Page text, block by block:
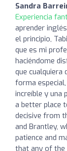
Sandra
Experiencia
aprender
el principio,
que es mi
haciéndome
que cualquiera
forma
increíble y una
a better place
decisive from
and Brantley,
patience and
that any of the